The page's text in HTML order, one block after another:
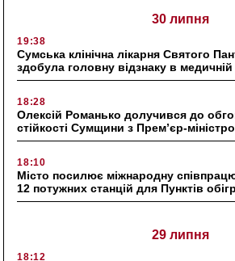
30 липня
19:38
Сумська клінічна лікарня Святого
здобула головну відзнаку в медичній
18:28
Олексій Романько долучився до
стійкості Сумщини з Прем’єр-
18:10
Місто посилює міжнародну
12 потужних станцій для Пунктів
29 липня
18:12